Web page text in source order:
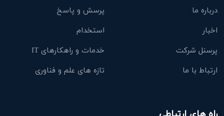
درباره ما
پرسش و پاسخ
اخبار
استخدام
پرسنل شرکت
خدمات و راهکارهای IT
ارتباط با ما
تازه های علم و فناوری